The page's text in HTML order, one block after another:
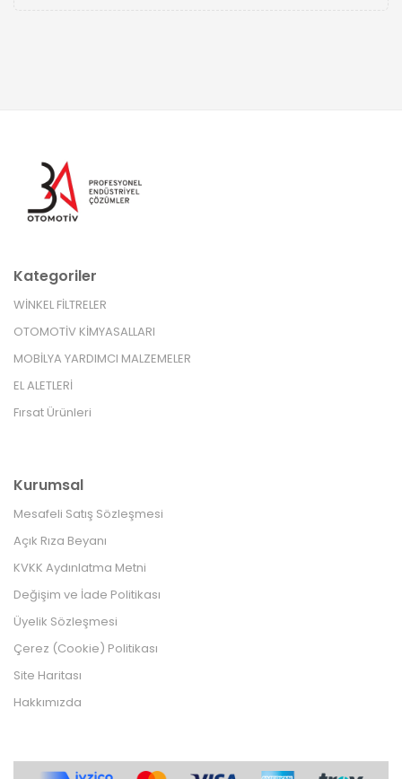
Kategoriler
WİNKEL FİLTRELER
OTOMOTİV KİMYASALLARI
MOBİLYA YARDIMCI MALZEMELER
EL ALETLERİ
Fırsat Ürünleri
Kurumsal
Mesafeli Satış Sözleşmesi
Açık Rıza Beyanı
KVKK Aydınlatma Metni
Değişim ve İade Politikası
Üyelik Sözleşmesi
Çerez (Cookie) Politikası
Site Haritası
Hakkımızda